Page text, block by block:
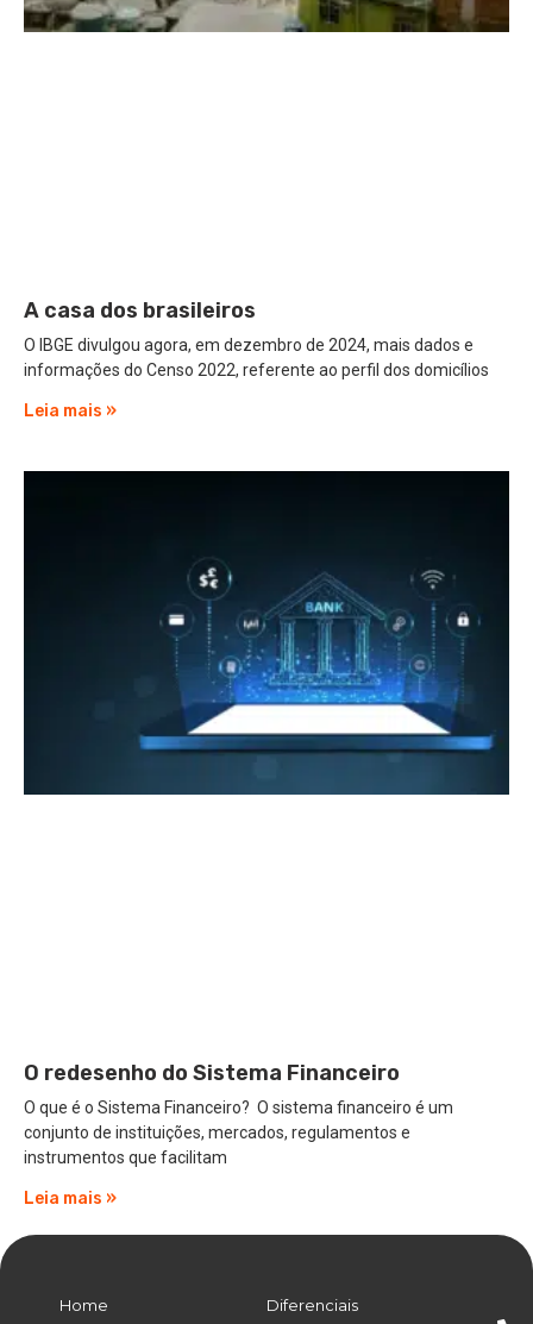
A casa dos brasileiros
O IBGE divulgou agora, em dezembro de 2024, mais dados e
informações do Censo 2022, referente ao perfil dos domicílios
Leia mais »
O redesenho do Sistema Financeiro
O que é o Sistema Financeiro? O sistema financeiro é um
conjunto de instituições, mercados, regulamentos e
instrumentos que facilitam
Leia mais »
Home Diferenciais